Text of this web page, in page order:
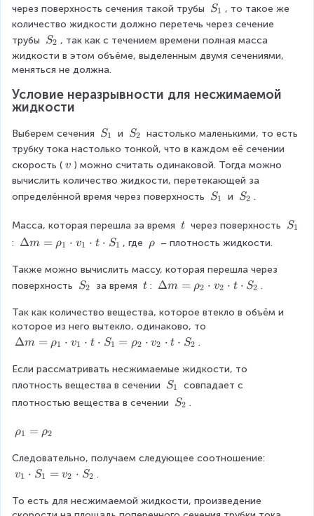
через поверхность сечения такой трубы S
_
1
S1 , то такое же
количество жидкости должно перетечь через сечение
трубы S
_
2
S2 , так как с течением времени полная масса
жидкости в этом объёме, выделенным двумя сечениями,
меняться не должна.
Условие неразрывности для несжимаемой
жидкости
Выберем сечения S
_
1
S1 и S
_
2
S2
настолько маленькими, то есть
трубку тока настолько тонкой, что в каждом её сечении
скорость ( \
\
v
v ) можно считать одинаковой. Тогда можно
вычислить количество жидкости, перетекающей за
определённой время через поверхность S
1
S1 и S
2
S2 .
Масса, которая перешла за время \
\
t через поверхность S
S1
: \
el
t
m
=
\
h
o
1
c
t
_
Δm = ρ1 ⋅ v1 ⋅ t ⋅ S1 , где \
h
o
ρ – плотность жидкости.
Также можно вычислить массу, которая перешла через
поверхность S
2
S2 за время \
t
t : \
el
t
a
=
\
2
\
o
Δm = ρ2 ⋅ v2 ⋅ t ⋅ S2 .
Так как количество вещества, которое втекло в объём и
которое из него вытекло, одинаково, то
\
el
t
a
=
\
r
o
_
1
Δm = ρ1 ⋅ v1 ⋅ t ⋅ S1 = ρ2 ⋅ v2 ⋅ t ⋅ S2 .
Если рассматривать несжимаемые жидкости, то
плотность вещества в сечении S
_
S1
совпадает с
плотностью вещества в сечении S
S2 .
\
h
o
1
ρ1 = ρ2
Следовательно, получаем следующее соотношение:
v
1
v1 ⋅ S1 = v2 ⋅ S2 .
То есть для несжимаемой жидкости, произведение